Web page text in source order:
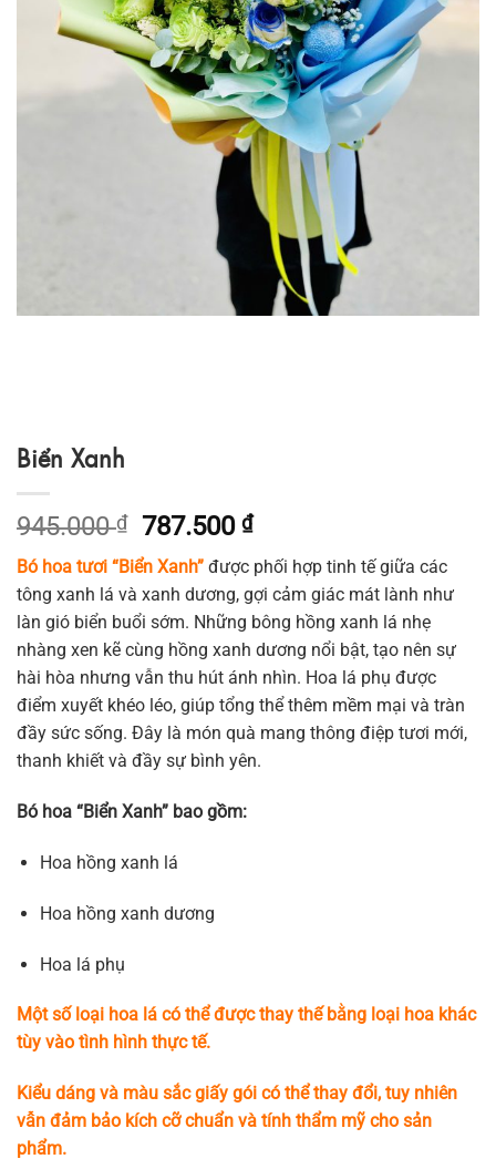
Biển Xanh
945.000₫
Giá
gốc
là:
945.000 ₫.
787.500₫Giá
hiện
tại
là:
787.500 ₫.
Bó hoa tươi “Biển Xanh” được phối hợp tinh tế giữa các
tông xanh lá và xanh dương, gợi cảm giác mát lành như
làn gió biển buổi sớm. Những bông hồng xanh lá nhẹ
nhàng xen kẽ cùng hồng xanh dương nổi bật, tạo nên sự
hài hòa nhưng vẫn thu hút ánh nhìn. Hoa lá phụ được
điểm xuyết khéo léo, giúp tổng thể thêm mềm mại và tràn
đầy sức sống. Đây là món quà mang thông điệp tươi mới,
thanh khiết và đầy sự bình yên.
Bó hoa “Biển Xanh” bao gồm:
Hoa hồng xanh lá
Hoa hồng xanh dương
Hoa lá phụ
Một số loại hoa lá có thể được thay thế bằng loại hoa khác
tùy vào tình hình thực tế.
Kiểu dáng và màu sắc giấy gói có thể thay đổi, tuy nhiên
vẫn đảm bảo kích cỡ chuẩn và tính thẩm mỹ cho sản
phẩm.